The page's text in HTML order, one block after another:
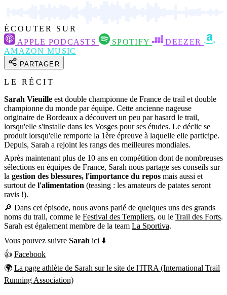
ÉCOUTER SUR
APPLE PODCASTS
SPOTIFY
DEEZER
AMAZON MUSIC
PARTAGER
LE RÉCIT
Sarah Vieuille est double championne de France de trail et double
championne du monde par équipe. Cette ancienne nageuse
originaire de Bordeaux a découvert un peu par hasard le trail,
lorsqu'elle s'installe dans les Vosges pour ses études. Le déclic se
produit lorsqu'elle remporte la 1ère épreuve à laquelle elle participe.
Depuis, Sarah a rejoint les rangs des meilleures mondiales.
Après maintenant plus de 10 ans en compétition dont de nombreuses
sélections en équipes de France, Sarah nous partage ses conseils sur
la gestion des blessures, l'importance du repos mais aussi et
surtout de l'alimentation (teasing : les amateurs de patates seront
ravis !).
🔎 Dans cet épisode, nous avons parlé de quelques uns des grands
noms du trail, comme le Festival des Templiers, ou le Trail des Forts.
Sarah est également membre de la team La Sportiva.
Vous pouvez suivre Sarah ici ⬇️
👍 Facebook
🌍 La page athlète de Sarah sur le site de l'ITRA (International Trail
Running Association)